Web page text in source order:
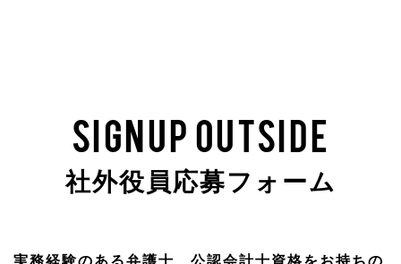
SIGNUP OUTSIDE
社外役員応募フォーム
実務経験のある弁護士、公認会計士資格をお持ちの